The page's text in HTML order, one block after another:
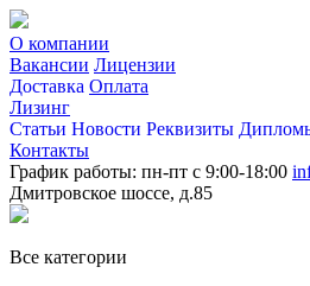
О компании
Вакансии Лицензии
Доставка Оплата
Лизинг
Статьи Новости Реквизиты
Контакты
График работы: пн-пт с 9:00-18:00
Дмитровское шоссе, д.85
Все категории